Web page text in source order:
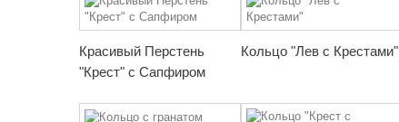
Красивый Перстень
"Крест" с Сапфиром
Кольцо "Лев с Крестами"